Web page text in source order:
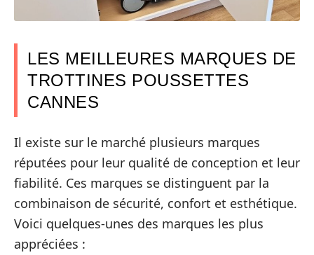
LES MEILLEURES MARQUES DE
TROTTINES POUSSETTES
CANNES
Il existe sur le marché plusieurs marques
réputées pour leur qualité de conception et leur
fiabilité. Ces marques se distinguent par la
combinaison de sécurité, confort et esthétique.
Voici quelques-unes des marques les plus
appréciées :